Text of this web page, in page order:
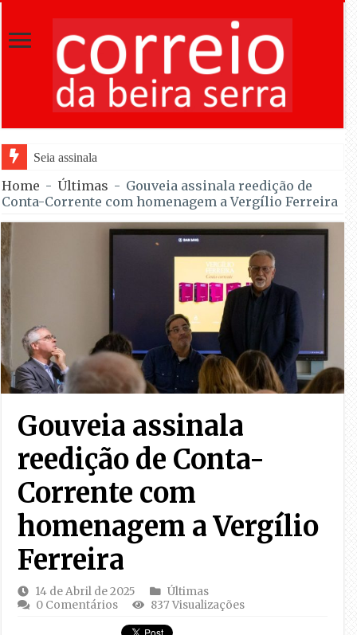
Seia assinala centenário de Almeida Santos co
Home - Últimas - Gouveia assinala reedição de
Conta-Corrente com homenagem a Vergílio Ferreira
Gouveia assinala
reedição de Conta-
Corrente com
homenagem a Vergílio
Ferreira
14 de Abril de 2025
Últimas
0 Comentários
837 Visualizações